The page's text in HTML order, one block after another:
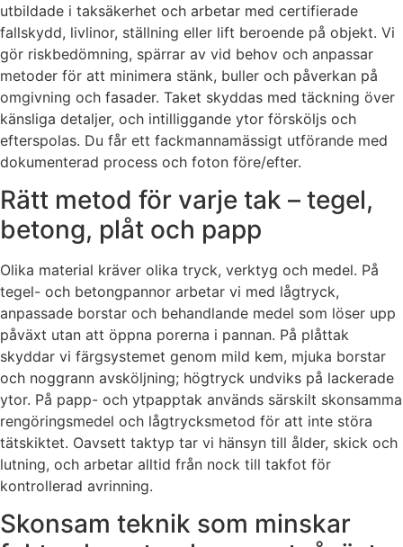
utbildade i taksäkerhet och arbetar med certifierade
fallskydd, livlinor, ställning eller lift beroende på objekt. Vi
gör riskbedömning, spärrar av vid behov och anpassar
metoder för att minimera stänk, buller och påverkan på
omgivning och fasader. Taket skyddas med täckning över
känsliga detaljer, och intilliggande ytor försköljs och
efterspolas. Du får ett fackmannamässigt utförande med
dokumenterad process och foton före/efter.
Rätt metod för varje tak – tegel,
betong, plåt och papp
Olika material kräver olika tryck, verktyg och medel. På
tegel- och betongpannor arbetar vi med lågtryck,
anpassade borstar och behandlande medel som löser upp
påväxt utan att öppna porerna i pannan. På plåttak
skyddar vi färgsystemet genom mild kem, mjuka borstar
och noggrann avsköljning; högtryck undviks på lackerade
ytor. På papp- och ytpapptak används särskilt skonsamma
rengöringsmedel och lågtrycksmetod för att inte störa
tätskiktet. Oavsett taktyp tar vi hänsyn till ålder, skick och
lutning, och arbetar alltid från nock till takfot för
kontrollerad avrinning.
Skonsam teknik som minskar